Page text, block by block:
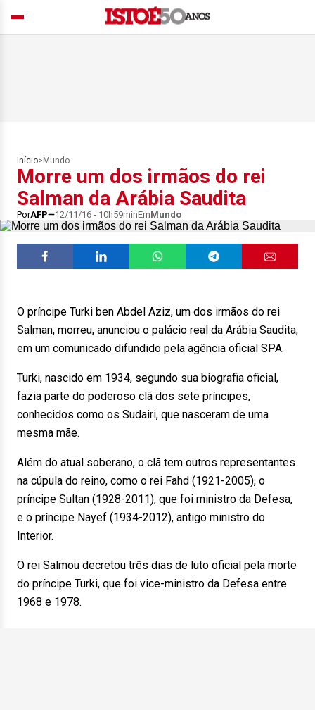
Início> Mundo
Morre um dos irmãos do rei
Salman da Arábia Saudita
PorAFP 12/11/16 - 10h59minEmMundo
O príncipe Turki ben Abdel Aziz, um dos irmãos do rei
Salman, morreu, anunciou o palácio real da Arábia Saudita,
em um comunicado difundido pela agência oficial SPA.
Turki, nascido em 1934, segundo sua biografia oficial,
fazia parte do poderoso clã dos sete príncipes,
conhecidos como os Sudairi, que nasceram de uma
mesma mãe.
Além do atual soberano, o clã tem outros representantes
na cúpula do reino, como o rei Fahd (1921-2005), o
príncipe Sultan (1928-2011), que foi ministro da Defesa,
e o príncipe Nayef (1934-2012), antigo ministro do
Interior.
O rei Salmou decretou três dias de luto oficial pela morte
do príncipe Turki, que foi vice-ministro da Defesa entre
1968 e 1978.